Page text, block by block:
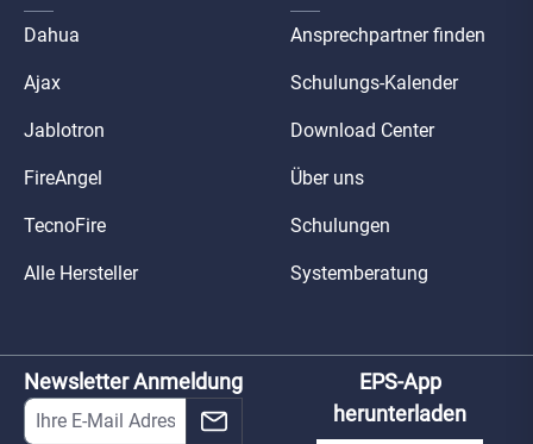
Dahua
Ajax
Jablotron
FireAngel
TecnoFire
Alle Hersteller
Ansprechpartner finden
Schulungs-Kalender
Download Center
Über uns
Schulungen
Systemberatung
Newsletter Anmeldung
EPS-App
herunterladen